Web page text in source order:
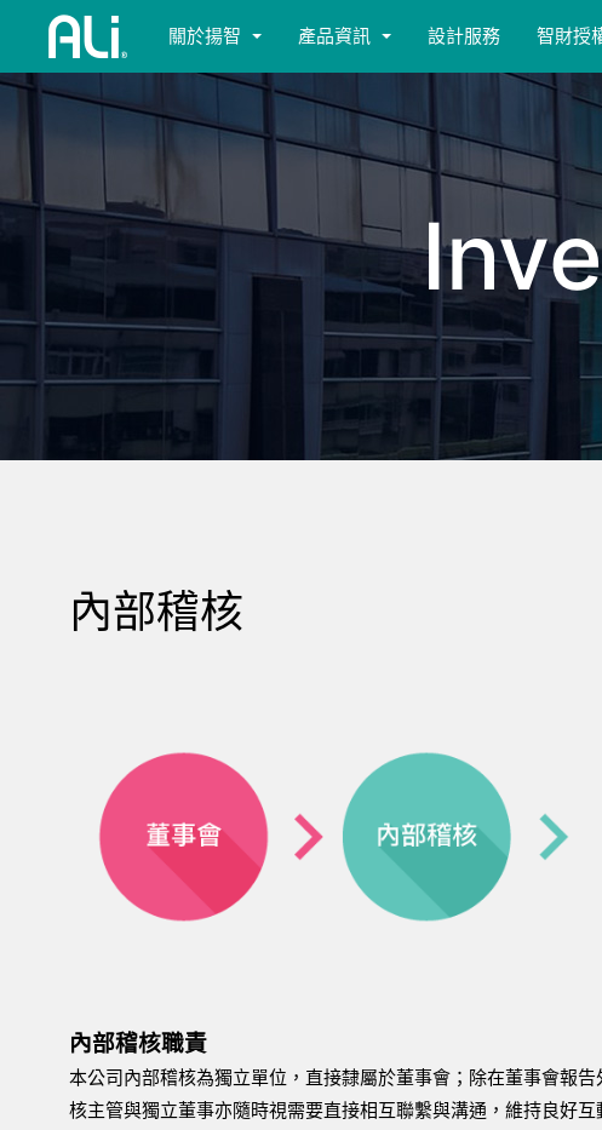
關於揚智 產品資訊 設計服務 智財授
內部稽核
內部稽核職責
本公司內部稽核為獨立單位，直接隸屬於董事會；除在董事會報
核主管與獨立董事亦隨時視需要直接相互聯繫與溝通，維持良好